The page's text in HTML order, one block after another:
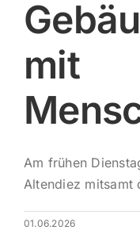
mit
Am frühen
Altendiez mitsamt
01.06.2026